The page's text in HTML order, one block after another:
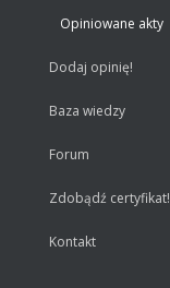
Opiniowane akty
Dodaj opinię!
Baza wiedzy
Forum
Zdobądź certyfikat!
Kontakt